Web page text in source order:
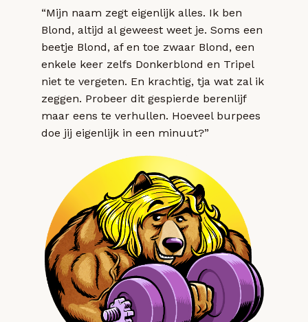
“Mijn naam zegt eigenlijk alles. Ik ben
Blond, altijd al geweest weet je. Soms een
beetje Blond, af en toe zwaar Blond, een
enkele keer zelfs Donkerblond en Tripel
niet te vergeten. En krachtig, tja wat zal ik
zeggen. Probeer dit gespierde berenlijf
maar eens te verhullen. Hoeveel burpees
doe jij eigenlijk in een minuut?”